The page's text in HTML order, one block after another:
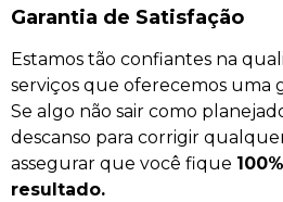
Garantia de Satisfação
Estamos tão confiantes na
serviços que oferecemos uma
Se algo não sair como
descanso para corrigir
assegurar que você fique
resultado.